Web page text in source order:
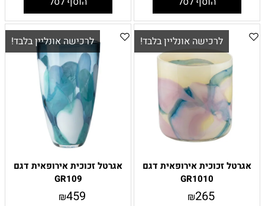
לרכישה אונליין בלבד!
אגרטל זכוכית אירופאית דגם
GR1010
₪265
לרכישה אונליין בלבד!
אגרטל זכוכית אירופאית דגם
GR109
₪459